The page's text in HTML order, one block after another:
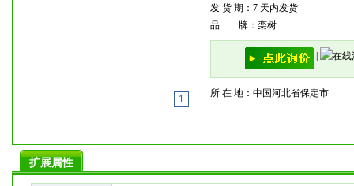
1
发 货 期：7 天内发货
品 牌：栾树
所 在 地：中国河北省保定市
扩展属性